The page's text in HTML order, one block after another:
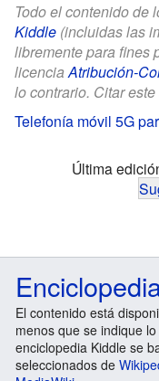
Todo el contenido de
Kiddle (incluidas las
libremente para fines
licenciaAtribución-
lo contrario. Citar
Telefonía móvil 5G
Última
El contenido está
menos que se indique
enciclopedia Kiddle se
seleccionados de